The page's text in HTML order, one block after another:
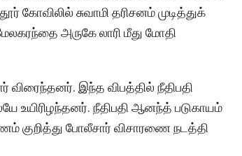
கோவிலில் சுவாமி தரிசனம் முடித்துக்
அருகே லாரி மீது மோதி
விரைந்தனர். இந்த விபத்தில் நீதிபதி
உயிரிழந்தனர். நீதிபதி ஆனந்த் படுகாயம்
குறித்து போலீசார் விசாரணை நடத்தி